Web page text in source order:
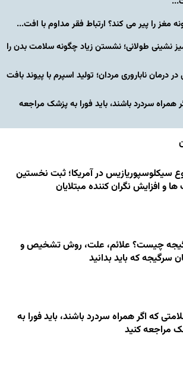
مغز را پیر می کند؟ ارتباط فقر مداوم با افت...
نشینی طولانی؛ نشستن زیاد چگونه سلامت بدن را
درمان ناباروری مردان؛ تولید اسپرم با پیوند بافت
همراه سردرد باشند، باید فورا به پزشک مراجعه
سیکلوسپوریازیس در آمریکا؛ ثبت نخستین
و افزایش نگران کننده مبتلایان
چیست؟ علائم، علت، روش تشخیص و
سرگیجه که باید بدانید
که اگر همراه سردرد باشند، باید فورا به
مراجعه کنید